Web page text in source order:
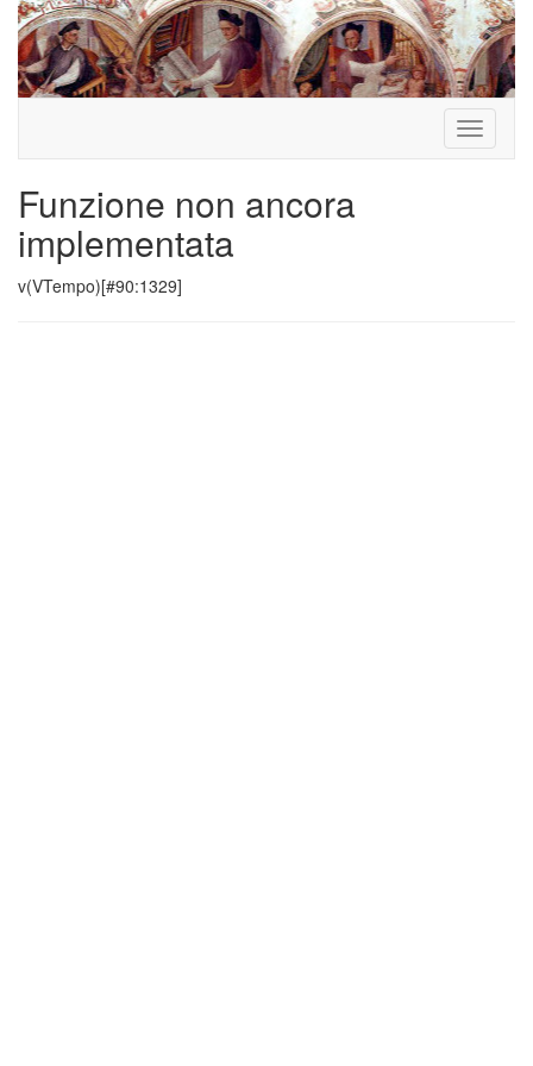
Toggle
Funzione non ancora
implementata
v(VTempo)[#90:1329]